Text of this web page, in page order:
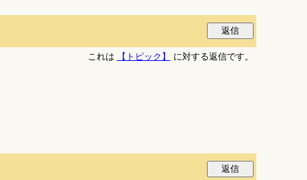
これは
【トピック】 に対する返信です。